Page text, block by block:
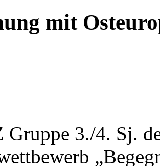
mit
Gruppe 3./4. Sj.